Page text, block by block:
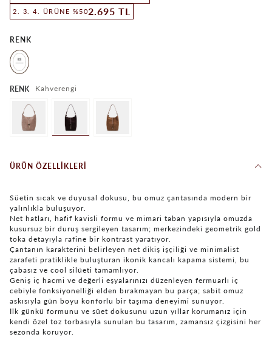
2. 3. 4. ÜRÜNE %502.695 TL
RENK
RENK Kahverengi
ÜRÜN ÖZELLIKLERI
Süetin sıcak ve duyusal dokusu, bu omuz çantasında modern bir
yalınlıkla buluşuyor.
Net hatları, hafif kavisli formu ve mimari taban yapısıyla omuzda
kusursuz bir duruş sergileyen tasarım; merkezindeki geometrik gold
toka detayıyla rafine bir kontrast yaratıyor.
Çantanın karakterini belirleyen net dikiş işçiliği ve minimalist
zarafeti pratiklikle buluşturan ikonik kancalı kapama sistemi, bu
çabasız ve cool silüeti tamamlıyor.
Geniş iç hacmi ve değerli eşyalarınızı düzenleyen fermuarlı iç
cebiyle fonksiyonelliği elden bırakmayan bu parça; sabit omuz
askısıyla gün boyu konforlu bir taşıma deneyimi sunuyor.
İlk günkü formunu ve süet dokusunu uzun yıllar korumanız için
kendi özel toz torbasıyla sunulan bu tasarım, zamansız çizgisini her
sezonda koruyor.